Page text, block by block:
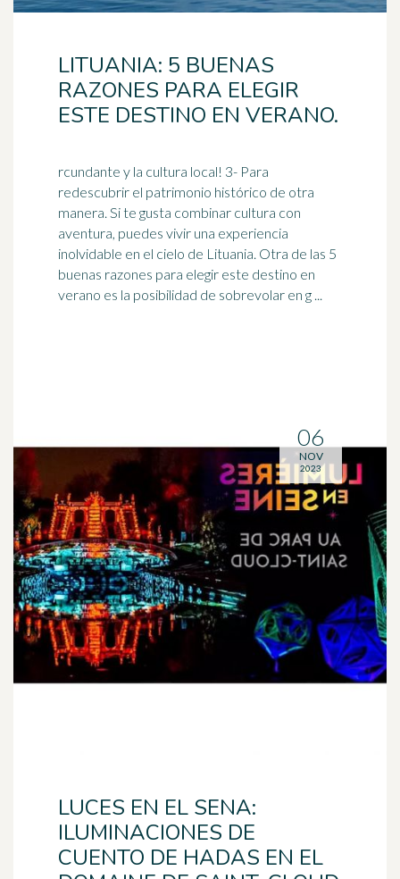
LITUANIA: 5 BUENAS
RAZONES PARA ELEGIR
ESTE DESTINO EN VERANO.
rcundante y la cultura local! 3- Para
redescubrir el patrimonio histórico de otra
manera. Si te gusta combinar cultura con
aventura, puedes vivir una experiencia
inolvidable en el cielo de Lituania. Otra de las 5
buenas razones para elegir este destino en
verano es la posibilidad de sobrevolar en g ...
LUCES EN EL SENA:
ILUMINACIONES DE
CUENTO DE HADAS EN EL
06
NOV
2023